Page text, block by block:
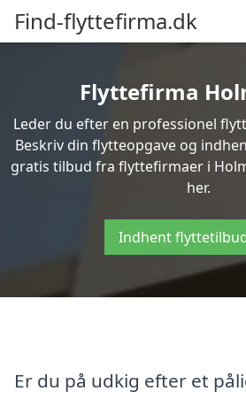
Find-flyttefirma.dk
Flyttefirma
Leder du efter en professionel
Beskriv din flytteopgave og
gratis tilbud fra flyttefirmaer i
her.
Indhent
Er du på udkig efter et